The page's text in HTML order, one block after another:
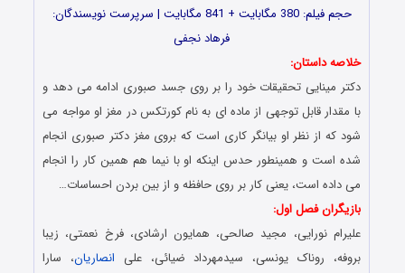
حجم فیلم: 380 مگابایت + 841 مگابایت | سرپرست نویسندگان:
فرهاد نجفی
خلاصه داستان:
دکتر مینایی تحقیقات خود را بر روی جسد صبوری ادامه می دهد و
با مقدار قابل توجهی از ماده ای به نام کورتکس در مغز او مواجه می
شود که از نظر او بیانگر کاری است که بروی مغز دکتر صبوری انجام
شده است و همینطور حدس اینکه او با نیما هم همین کار را انجام
می داده است، یعنی کار بر روی حافظه و از بین بردن احساسات…
بازیگران فصل اول:
علیرام نورایی، مجید صالحی، همایون ارشادی، فرخ نعمتی، زیبا
بروفه، روناک یونسی، سیدمهرداد ضیائی، علی انصاریان، سارا